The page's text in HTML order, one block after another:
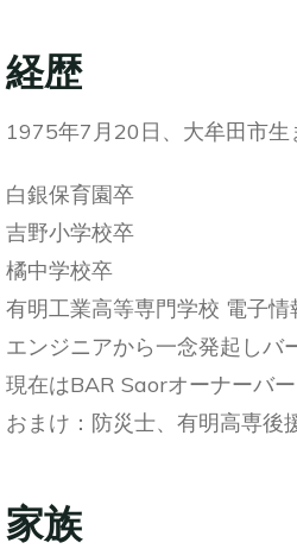
経歴
1975年7月20日、大牟田市生
白銀保育園卒
吉野小学校卒
橘中学校卒
有明工業高等専門学校 電子情
エンジニアから一念発起しバ
現在はBAR Saorオーナーバ
おまけ：防災士、有明高専後
家族